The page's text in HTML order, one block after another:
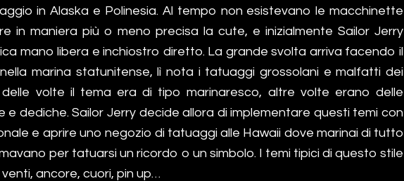
in Alaska e Polinesia. Al tempo non esistevano le macchinette
in maniera più o meno precisa la cute, e inizialmente Sailor Jerry
mano libera e inchiostro diretto. La grande svolta arriva facendo il
marina statunitense, lì nota i tatuaggi grossolani e malfatti dei
delle volte il tema era di tipo marinaresco, altre volte erano delle
e dediche. Sailor Jerry decide allora di implementare questi temi con
e aprire uno negozio di tatuaggi alle Hawaii dove marinai di tutto
per tatuarsi un ricordo o un simbolo. I temi tipici di questo stile
ancore, cuori, pin up…